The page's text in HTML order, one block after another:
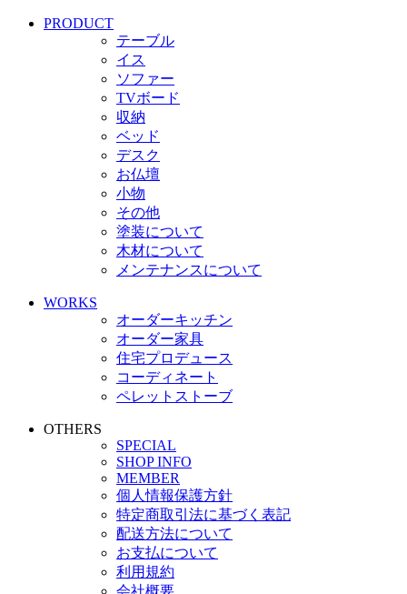
PRODUCT
テーブル
イス
ソファー
TVボード
収納
ベッド
デスク
お仏壇
小物
その他
塗装について
木材について
メンテナンスについて
WORKS
オーダーキッチン
オーダー家具
住宅プロデュース
コーディネート
ペレットストーブ
OTHERS
SPECIAL
SHOP INFO
MEMBER
個人情報保護方針
特定商取引法に基づく表記
配送方法について
お支払について
利用規約